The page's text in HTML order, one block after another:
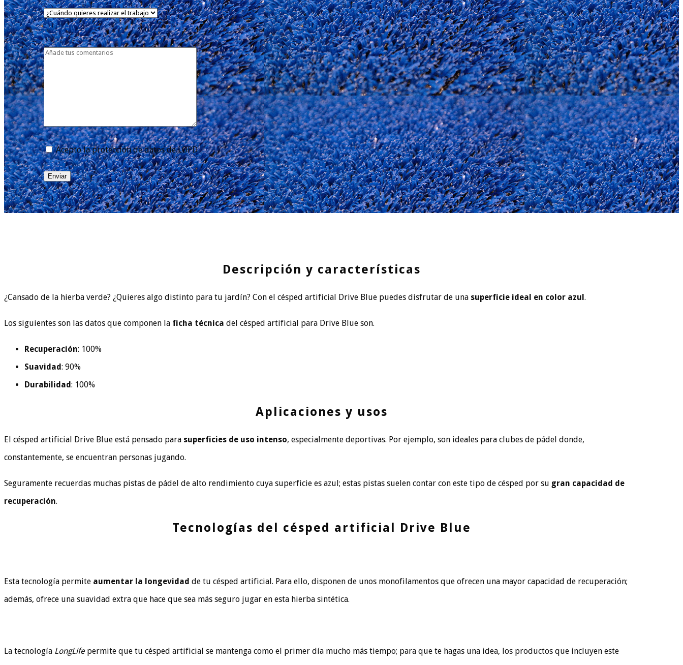
Acepto la protección de datos de LOPD
Enviar
Descripción y características
¿Cansado de la hierba verde? ¿Quieres algo distinto para tu jardín? Con el césped artificial Drive Blue puedes disfrutar de una superficie ideal en color azul.
Los siguientes son las datos que componen la ficha técnica del césped artificial para Drive Blue son.
Recuperación: 100%
Suavidad: 90%
Durabilidad: 100%
Aplicaciones y usos
El césped artificial Drive Blue está pensado para superficies de uso intenso, especialmente deportivas. Por ejemplo, son ideales para clubes de pádel donde,
constantemente, se encuentran personas jugando.
Seguramente recuerdas muchas pistas de pádel de alto rendimiento cuya superficie es azul; estas pistas suelen contar con este tipo de césped por su gran capacidad de
recuperación.
Tecnologías del césped artificial Drive Blue
Esta tecnología permite aumentar la longevidad de tu césped artificial. Para ello, disponen de unos monofilamentos que ofrecen una mayor capacidad de recuperación;
además, ofrece una suavidad extra que hace que sea más seguro jugar en esta hierba sintética.
La tecnología LongLifepermite que tu césped artificial se mantenga como el primer día mucho más tiempo; para que te hagas una idea, los productos que incluyen este